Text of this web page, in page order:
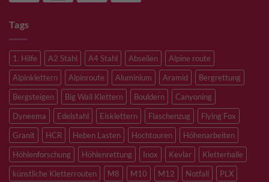
Tags
1. Hilfe A2 Stahl A4 Stahl Abseilen
Alpine route
Alpinklettern
Alpinroute Aluminium Aramid
Bergrettung
Bergsteigen
Big Wall Klettern Bouldern
Canyoning
Dyneema
Edelstahl Eisklettern Flaschenzug
Flying Fox
Granit
HCR Heben Lasten Hochtouren
Höhenarbeiten
Höhlenforschung
Höhlenrettung Inox Kevlar
Kletterhalle
künstliche Kletterrouten
M8 M10 M12 Notfall
PLX